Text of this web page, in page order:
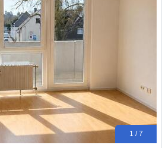
1 / 7